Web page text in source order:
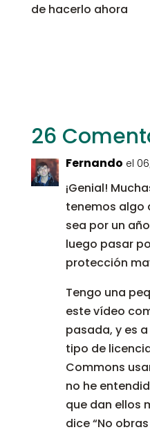
de hacerlo ahora
26
Fernando el
¡Genial!
tenemos algo
sea por un
luego pasar
protección
Tengo una
este vídeo
pasada, y es
tipo de
Commons
no he
que dan ellos
dice “No